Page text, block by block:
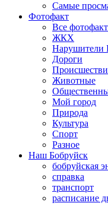
Самые
Фотофакт
Все
ЖКХ
Дороги
Животные
Мой город
Природа
Культура
Спорт
Разное
Наш Бобруйск
бобруйская
справка
транспорт
расписание